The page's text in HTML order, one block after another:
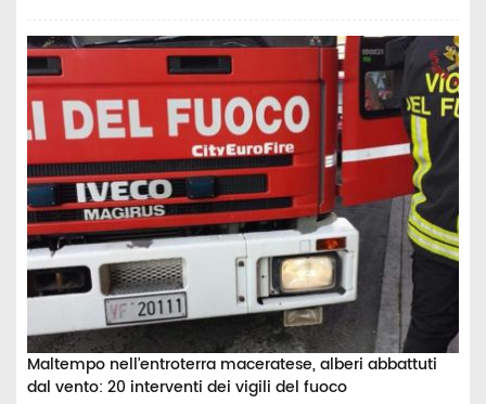
Maltempo nell’entroterra maceratese, alberi abbattuti
dal vento: 20 interventi dei vigili del fuoco